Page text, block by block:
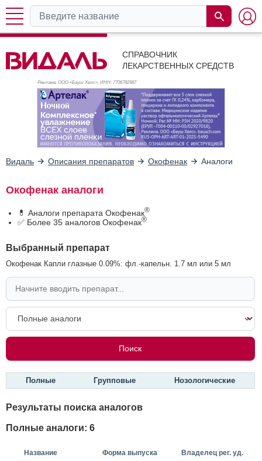
СПРАВОЧНИК
ЛЕКАРСТВЕННЫХ СРЕДСТВ
Реклама. ООО «Бауш Хелс», ИНН: 7706782987
Видаль Описания препаратов Окофенак Аналоги
Окофенак аналоги
💊 Аналоги препарата Окофенак®
✅ Более 35 аналогов Окофенак®
Выбранный препарат
Окофенак Капли глазные 0.09%: фл.-капельн. 1.7 мл или 5 мл
Полные Групповые Нозологические
Результаты поиска аналогов
Полные аналоги: 6
Название Форма выпуска Владелец рег. уд.